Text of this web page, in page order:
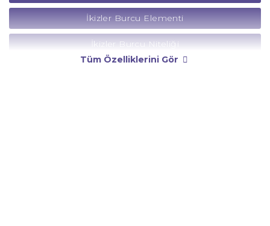
İkizler Burcu Elementi
İkizler Burcu Niteliği
Tüm Özelliklerini Gör